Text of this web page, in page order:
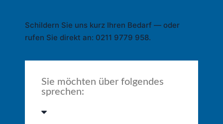
Schildern Sie uns kurz Ihren Bedarf — oder
rufen Sie direkt an: 0211 9779 958.
Sie möchten über folgendes
sprechen: